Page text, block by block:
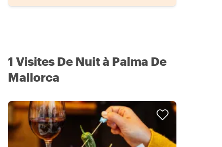
1 Visites De Nuit à Palma De
Mallorca